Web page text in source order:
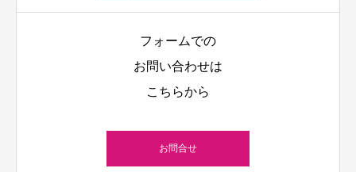
フォームでの
お問い合わせは
こちらから
お問合せ